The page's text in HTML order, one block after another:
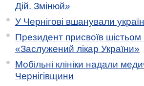
Дій. Змінюй»
У Чернігові вшанували
Президент присвоїв
«Заслужений лікар України»
Мобільні клініки надали
Чернігівщини